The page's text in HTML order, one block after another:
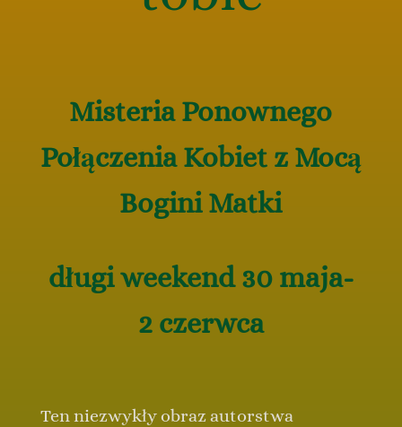
Misteria Ponownego
Połączenia Kobiet z Mocą
Bogini Matki
długi weekend 30 maja-
2 czerwca
Ten niezwykły obraz autorstwa